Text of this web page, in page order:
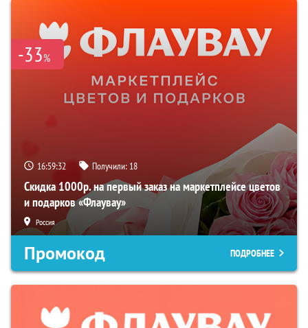
-33%
16:59:32 Получили: 18
Скидка 1000р. на первый заказ на маркетплейсе цветов
и подарков «Флаувау»
Россия
Промокод ПОДРОБНЕЕ